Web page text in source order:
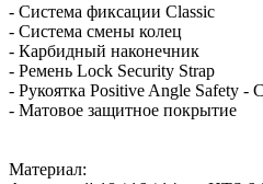
- Система фиксации Classic
- Система смены колец
- Карбидный наконечник
- Ремень Lock Security Strap
- Рукоятка Positive Angle Safety -
- Матовое защитное покрытие
Материал: